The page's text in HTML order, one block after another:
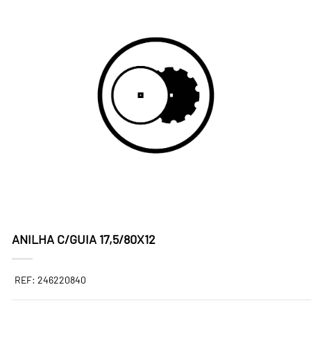
ANILHA C/GUIA 17,5/80X12
REF: 246220840